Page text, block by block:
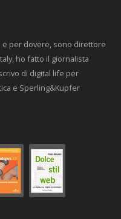
e per dovere, sono direttore
ho fatto il giornalista
di digital life per
e Sperling&Kupfer